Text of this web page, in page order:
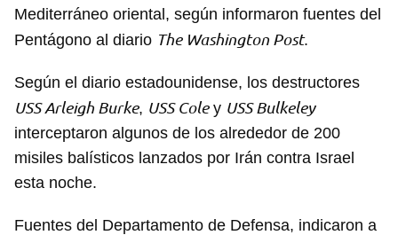
Mediterráneo oriental, según informaron fuentes del
Pentágono al diario The Washington Post.
Según el diario estadounidense, los destructores
USS Arleigh Burke, USS Coley USS Bulkeley
interceptaron algunos de los alrededor de 200
misiles balísticos lanzados por Irán contra Israel
esta noche.
Fuentes del Departamento de Defensa, indicaron a